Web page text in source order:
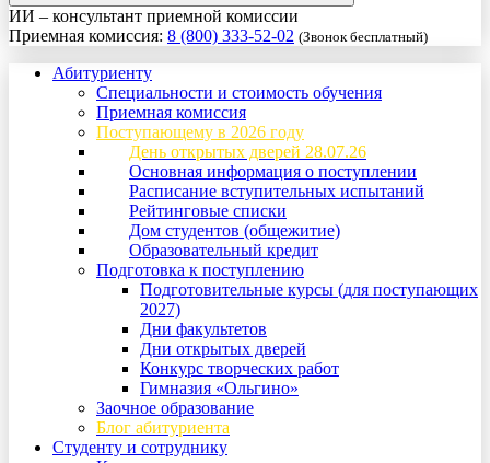
ИИ – консультант приемной комиссии
Приемная комиссия: 8 (800) 333-52-02 (Звонок бесплатный)
Абитуриенту
Специальности и стоимость обучения
Приемная комиссия
Поступающему в 2026 году
День открытых дверей 28.07.26
Основная информация о поступлении
Расписание вступительных испытаний
Рейтинговые списки
Дом студентов (общежитие)
Образовательный кредит
Подготовка к поступлению
Подготовительные курсы (для поступающих
2027)
Дни факультетов
Дни открытых дверей
Конкурс творческих работ
Гимназия «Ольгино»
Заочное образование
Блог абитуриента
Студенту и сотруднику